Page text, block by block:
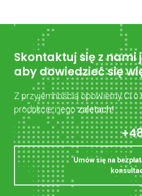
Skontaktuj się z nami
aby dowiedzieć się
Z przyjemnością opowiemy Ci o
produkcie i jegozaletach!
Umów się na